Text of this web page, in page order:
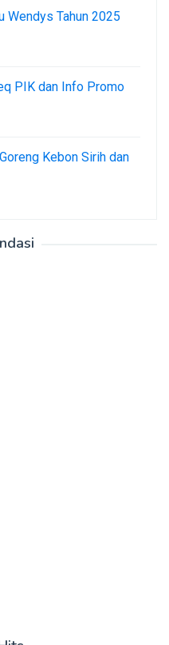
Wendys Tahun 2025
PIK dan Info Promo
Kebon Sirih dan